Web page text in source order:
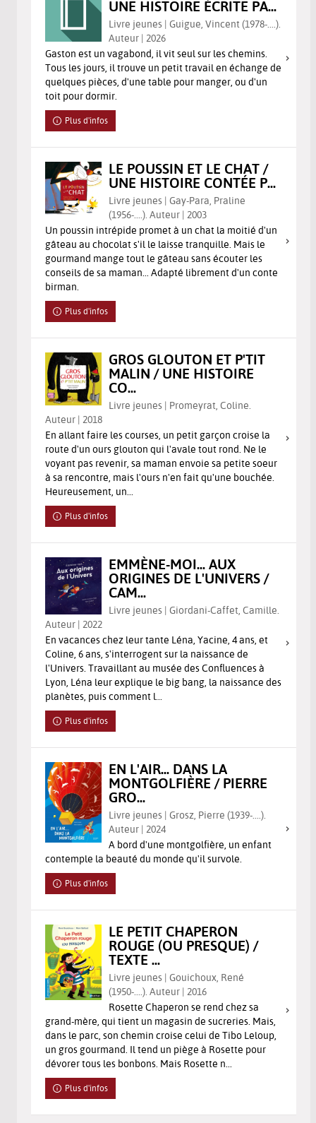
UNE HISTOIRE ÉCRITE PA...
Livre jeunes | Guigue, Vincent (1978-....).
Auteur | 2026
Gaston est un vagabond, il vit seul sur les chemins.
Tous les jours, il trouve un petit travail en échange de
quelques pièces, d'une table pour manger, ou d'un
toit pour dormir.
Plus d'infos
LE POUSSIN ET LE CHAT /
UNE HISTOIRE CONTÉE P...
Livre jeunes | Gay-Para, Praline
(1956-....). Auteur | 2003
Un poussin intrépide promet à un chat la moitié d'un
gâteau au chocolat s'il le laisse tranquille. Mais le
gourmand mange tout le gâteau sans écouter les
conseils de sa maman... Adapté librement d'un conte
birman.
Plus d'infos
GROS GLOUTON ET P'TIT
MALIN / UNE HISTOIRE
CO...
Livre jeunes | Promeyrat, Coline.
Auteur | 2018
En allant faire les courses, un petit garçon croise la
route d'un ours glouton qui l'avale tout rond. Ne le
voyant pas revenir, sa maman envoie sa petite soeur
à sa rencontre, mais l'ours n'en fait qu'une bouchée.
Heureusement, un...
Plus d'infos
EMMÈNE-MOI... AUX
ORIGINES DE L'UNIVERS /
CAM...
Livre jeunes | Giordani-Caffet, Camille.
Auteur | 2022
En vacances chez leur tante Léna, Yacine, 4 ans, et
Coline, 6 ans, s'interrogent sur la naissance de
l'Univers. Travaillant au musée des Confluences à
Lyon, Léna leur explique le big bang, la naissance des
planètes, puis comment l...
Plus d'infos
EN L'AIR... DANS LA
MONTGOLFIÈRE / PIERRE
GRO...
Livre jeunes | Grosz, Pierre (1939-....).
Auteur | 2024
A bord d'une montgolfière, un enfant
contemple la beauté du monde qu'il survole.
Plus d'infos
LE PETIT CHAPERON
ROUGE (OU PRESQUE) /
TEXTE ...
Livre jeunes | Gouichoux, René
(1950-....). Auteur | 2016
Rosette Chaperon se rend chez sa
grand-mère, qui tient un magasin de sucreries. Mais,
dans le parc, son chemin croise celui de Tibo Leloup,
un gros gourmand. Il tend un piège à Rosette pour
dévorer tous les bonbons. Mais Rosette n...
Plus d'infos